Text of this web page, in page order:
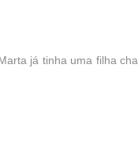
já tinha uma filha